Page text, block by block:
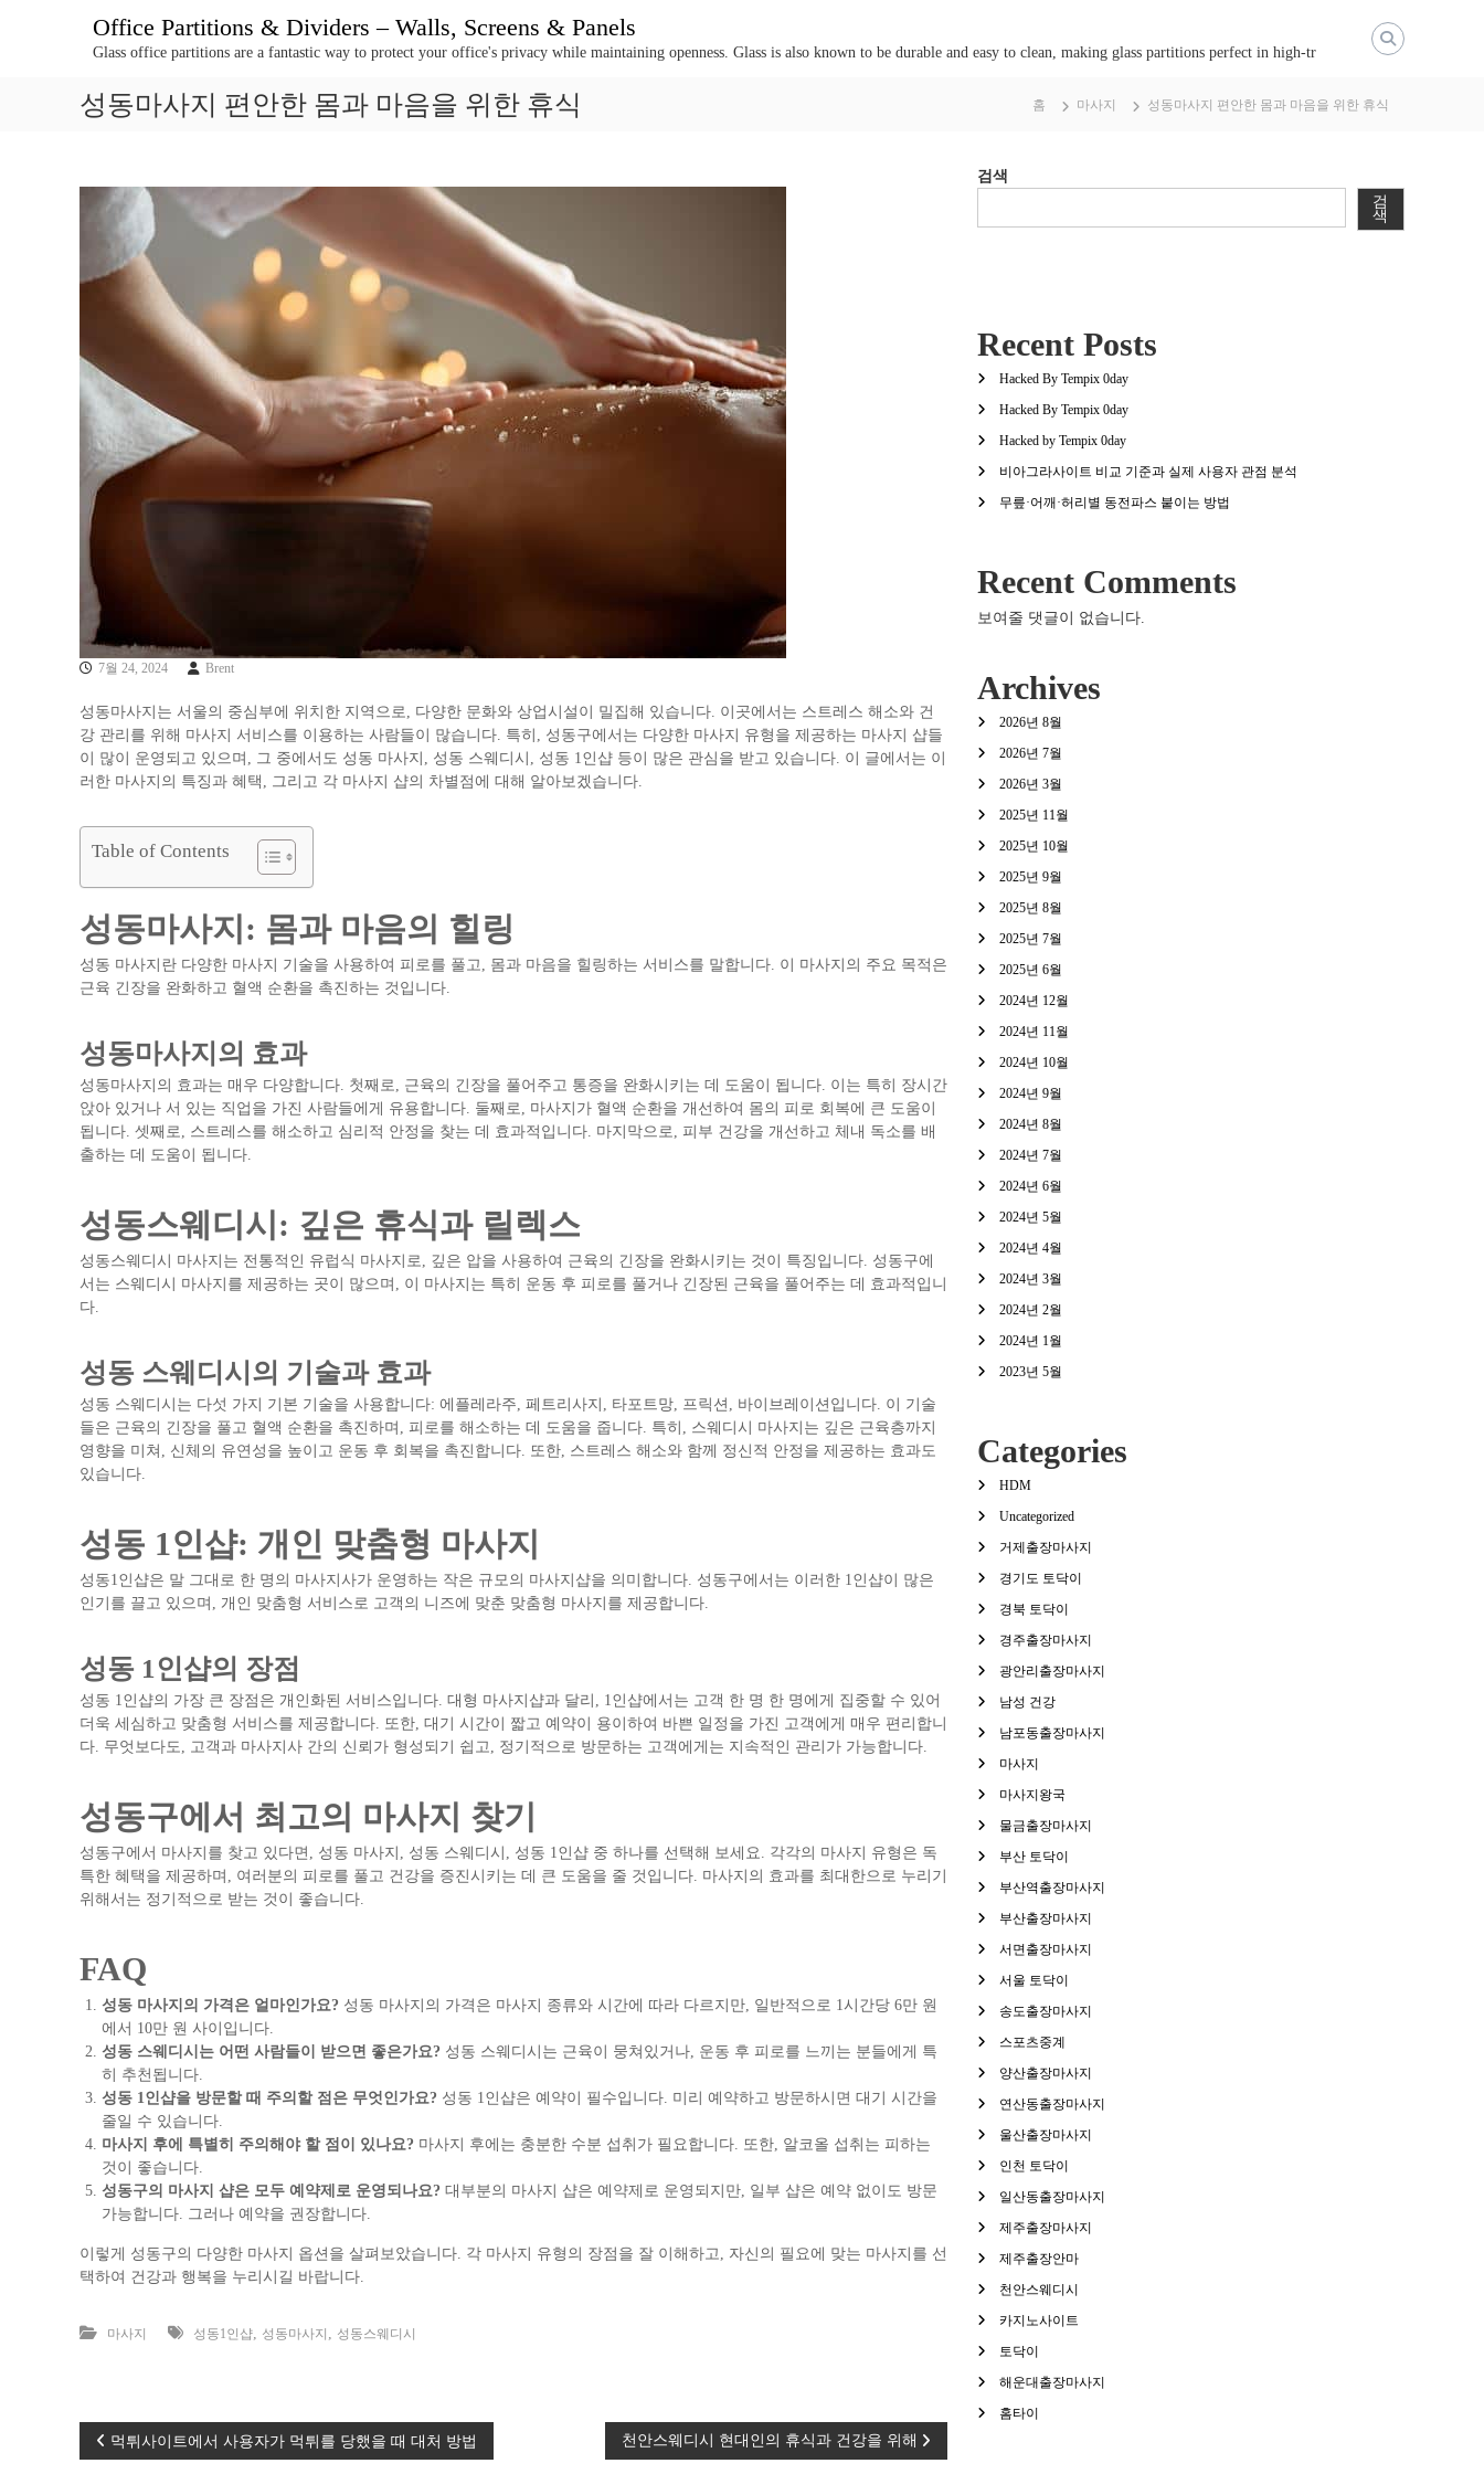
Office Partitions & Dividers – Walls, Screens & Panels
Glass office partitions are a fantastic way to protect your office's privacy while maintaining openness. Glass is also known to be durable and easy to clean, making glass partitions perfect in high-tr
성동마사지 편안한 몸과 마음을 위한 휴식 홈 마사지 성동마사지 편안한 몸과 마음을 위한 휴식
7월 24, 2024 Brent
성동마사지는 서울의 중심부에 위치한 지역으로, 다양한 문화와 상업시설이 밀집해 있습니다. 이곳에서는 스트레스 해소와 건
강 관리를 위해 마사지 서비스를 이용하는 사람들이 많습니다. 특히, 성동구에서는 다양한 마사지 유형을 제공하는 마사지 샵들
이 많이 운영되고 있으며, 그 중에서도 성동 마사지, 성동 스웨디시, 성동 1인샵 등이 많은 관심을 받고 있습니다. 이 글에서는 이
러한 마사지의 특징과 혜택, 그리고 각 마사지 샵의 차별점에 대해 알아보겠습니다.
Table of Contents
성동마사지: 몸과 마음의 힐링
성동 마사지란 다양한 마사지 기술을 사용하여 피로를 풀고, 몸과 마음을 힐링하는 서비스를 말합니다. 이 마사지의 주요 목적은
근육 긴장을 완화하고 혈액 순환을 촉진하는 것입니다.
성동마사지의 효과
성동마사지의 효과는 매우 다양합니다. 첫째로, 근육의 긴장을 풀어주고 통증을 완화시키는 데 도움이 됩니다. 이는 특히 장시간
앉아 있거나 서 있는 직업을 가진 사람들에게 유용합니다. 둘째로, 마사지가 혈액 순환을 개선하여 몸의 피로 회복에 큰 도움이
됩니다. 셋째로, 스트레스를 해소하고 심리적 안정을 찾는 데 효과적입니다. 마지막으로, 피부 건강을 개선하고 체내 독소를 배
출하는 데 도움이 됩니다.
성동스웨디시: 깊은 휴식과 릴렉스
성동스웨디시 마사지는 전통적인 유럽식 마사지로, 깊은 압을 사용하여 근육의 긴장을 완화시키는 것이 특징입니다. 성동구에
서는 스웨디시 마사지를 제공하는 곳이 많으며, 이 마사지는 특히 운동 후 피로를 풀거나 긴장된 근육을 풀어주는 데 효과적입니
다.
성동 스웨디시의 기술과 효과
성동 스웨디시는 다섯 가지 기본 기술을 사용합니다: 에플레라주, 페트리사지, 타포트망, 프릭션, 바이브레이션입니다. 이 기술
들은 근육의 긴장을 풀고 혈액 순환을 촉진하며, 피로를 해소하는 데 도움을 줍니다. 특히, 스웨디시 마사지는 깊은 근육층까지
영향을 미쳐, 신체의 유연성을 높이고 운동 후 회복을 촉진합니다. 또한, 스트레스 해소와 함께 정신적 안정을 제공하는 효과도
있습니다.
성동 1인샵: 개인 맞춤형 마사지
성동1인샵은 말 그대로 한 명의 마사지사가 운영하는 작은 규모의 마사지샵을 의미합니다. 성동구에서는 이러한 1인샵이 많은
인기를 끌고 있으며, 개인 맞춤형 서비스로 고객의 니즈에 맞춘 맞춤형 마사지를 제공합니다.
성동 1인샵의 장점
성동 1인샵의 가장 큰 장점은 개인화된 서비스입니다. 대형 마사지샵과 달리, 1인샵에서는 고객 한 명 한 명에게 집중할 수 있어
더욱 세심하고 맞춤형 서비스를 제공합니다. 또한, 대기 시간이 짧고 예약이 용이하여 바쁜 일정을 가진 고객에게 매우 편리합니
다. 무엇보다도, 고객과 마사지사 간의 신뢰가 형성되기 쉽고, 정기적으로 방문하는 고객에게는 지속적인 관리가 가능합니다.
성동구에서 최고의 마사지 찾기
성동구에서 마사지를 찾고 있다면, 성동 마사지, 성동 스웨디시, 성동 1인샵 중 하나를 선택해 보세요. 각각의 마사지 유형은 독
특한 혜택을 제공하며, 여러분의 피로를 풀고 건강을 증진시키는 데 큰 도움을 줄 것입니다. 마사지의 효과를 최대한으로 누리기
위해서는 정기적으로 받는 것이 좋습니다.
FAQ
성동 마사지의 가격은 얼마인가요? 성동 마사지의 가격은 마사지 종류와 시간에 따라 다르지만, 일반적으로 1시간당 6만 원
에서 10만 원 사이입니다.
성동 스웨디시는 어떤 사람들이 받으면 좋은가요? 성동 스웨디시는 근육이 뭉쳐있거나, 운동 후 피로를 느끼는 분들에게 특
히 추천됩니다.
성동 1인샵을 방문할 때 주의할 점은 무엇인가요? 성동 1인샵은 예약이 필수입니다. 미리 예약하고 방문하시면 대기 시간을
줄일 수 있습니다.
마사지 후에 특별히 주의해야 할 점이 있나요? 마사지 후에는 충분한 수분 섭취가 필요합니다. 또한, 알코올 섭취는 피하는
것이 좋습니다.
성동구의 마사지 샵은 모두 예약제로 운영되나요? 대부분의 마사지 샵은 예약제로 운영되지만, 일부 샵은 예약 없이도 방문
가능합니다. 그러나 예약을 권장합니다.
이렇게 성동구의 다양한 마사지 옵션을 살펴보았습니다. 각 마사지 유형의 장점을 잘 이해하고, 자신의 필요에 맞는 마사지를 선
택하여 건강과 행복을 누리시길 바랍니다.
마사지 성동1인샵, 성동마사지 , 성동스웨디시
글 먹튀사이트에서 사용자가 먹튀를 당했을 때 대처 방법 천안스웨디시 현대인의 휴식과 건강을 위해
검색
검
색
Recent Posts
Hacked By Tempix 0day
Hacked By Tempix 0day
Hacked by Tempix 0day
비아그라사이트 비교 기준과 실제 사용자 관점 분석
무릎·어깨·허리별 동전파스 붙이는 방법
Recent Comments
보여줄 댓글이 없습니다.
Archives
2026년 8월
2026년 7월
2026년 3월
2025년 11월
2025년 10월
2025년 9월
2025년 8월
2025년 7월
2025년 6월
2024년 12월
2024년 11월
2024년 10월
2024년 9월
2024년 8월
2024년 7월
2024년 6월
2024년 5월
2024년 4월
2024년 3월
2024년 2월
2024년 1월
2023년 5월
Categories
HDM
Uncategorized
거제출장마사지
경기도 토닥이
경북 토닥이
경주출장마사지
광안리출장마사지
남성 건강
남포동출장마사지
마사지
마사지왕국
물금출장마사지
부산 토닥이
부산역출장마사지
부산출장마사지
서면출장마사지
서울 토닥이
송도출장마사지
스포츠중계
양산출장마사지
연산동출장마사지
울산출장마사지
인천 토닥이
일산동출장마사지
제주출장마사지
제주출장안마
천안스웨디시
카지노사이트
토닥이
해운대출장마사지
홈타이